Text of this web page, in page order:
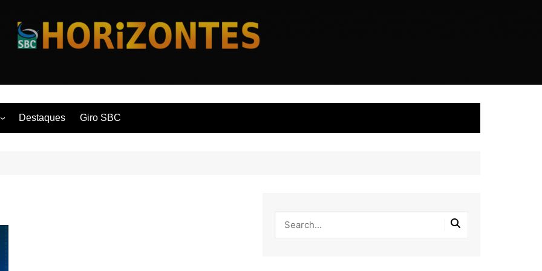
Horizontes
Destaques Giro SBC